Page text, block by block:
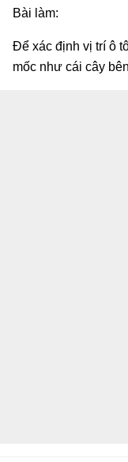
Bài làm:
Để xác định vị trí ô
mốc như cái cây